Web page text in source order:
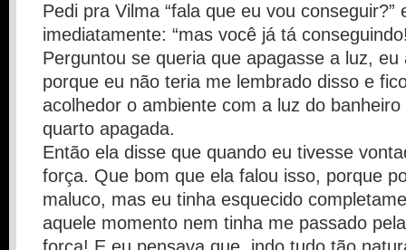
Pedi pra Vilma “fala que eu vou conseguir?”
imediatamente: “mas você já tá
Perguntou se queria que apagasse a luz,
porque eu não teria me lembrado disso e
acolhedor o ambiente com a luz do
quarto apagada.
Então ela disse que quando eu tivesse
força. Que bom que ela falou isso, porque
maluco, mas eu tinha esquecido
aquele momento nem tinha me passado